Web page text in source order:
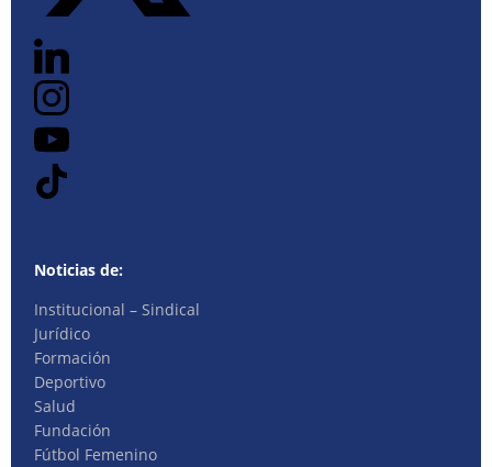
Noticias de:
Institucional – Sindical
Jurídico
Formación
Deportivo
Salud
Fundación
Fútbol Femenino